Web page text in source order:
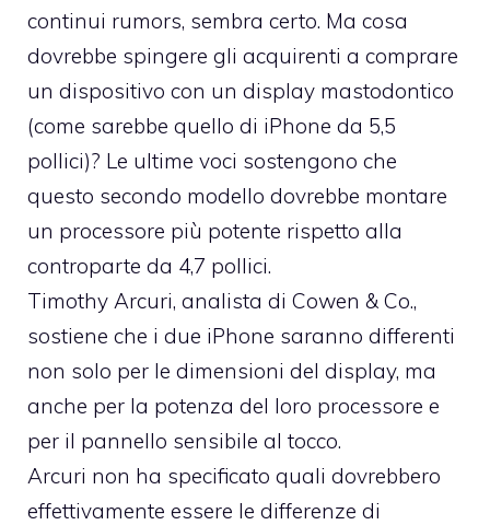
continui rumors, sembra certo. Ma cosa
dovrebbe spingere gli acquirenti a comprare
un dispositivo con un display mastodontico
(come sarebbe quello di iPhone da 5,5
pollici)? Le ultime voci sostengono che
questo secondo modello dovrebbe montare
un processore più potente rispetto alla
controparte da 4,7 pollici.
Timothy Arcuri, analista di Cowen & Co.,
sostiene che i due iPhone saranno differenti
non solo per le dimensioni del display, ma
anche per la potenza del loro processore e
per il pannello sensibile al tocco.
Arcuri non ha specificato quali dovrebbero
effettivamente essere le differenze di